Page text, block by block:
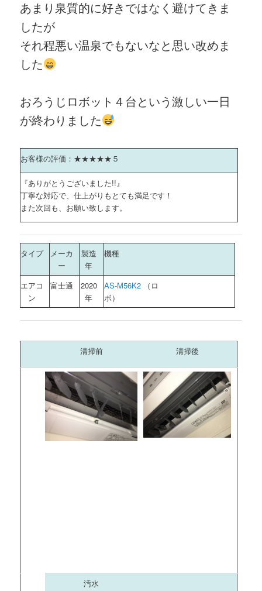
あまり泉質的に好きではなく避けてきま
したが
それ程悪い温泉でもないなと思い改めま
した
おろうじロボット４台という激しい一日
が終わりました
お客様の評価：★★★★★５
『ありがとうございました!!』
丁寧な対応で、仕上がりもとても満足です！
また次回も、お願い致します。
タイプ
メーカ
ー
製造
年
機種
エアコ
ン
富士通
2020
年
AS-M56K2 （ロ
ボ）
清掃前 清掃後
汚水